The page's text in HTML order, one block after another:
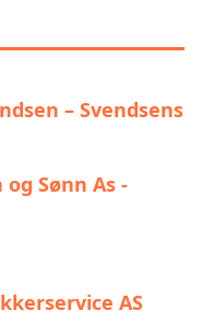
– Svendsens
og Sønn As -
AS